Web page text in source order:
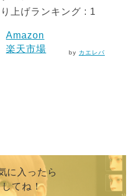
上げランキング : 1
Amazon
楽天市場
by カエレバ
に入ったら
てね！